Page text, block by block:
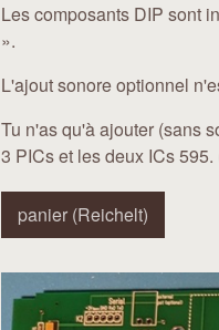
Les composants DIP sont
».
L'ajout sonore optionnel
Tu n'as qu'à ajouter (sans
3 PICs et les deux ICs
panier (Reichelt)